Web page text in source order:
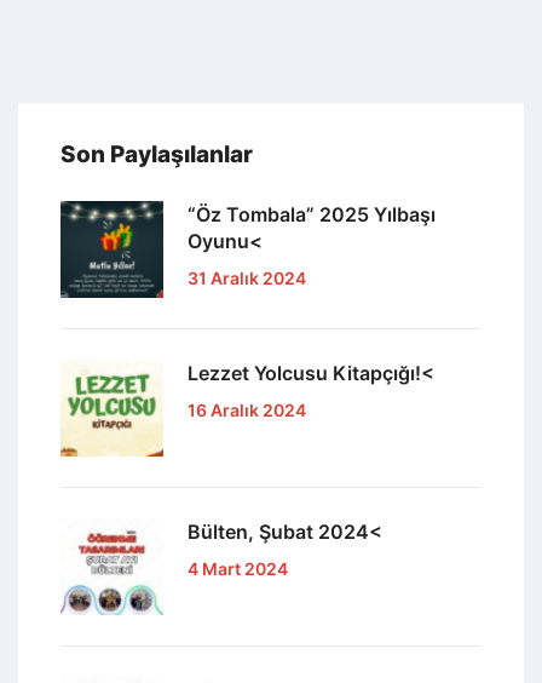
Son Paylaşılanlar
“Öz Tombala” 2025 Yılbaşı
Oyunu<
31 Aralık 2024
Lezzet Yolcusu Kitapçığı!<
16 Aralık 2024
Bülten, Şubat 2024<
4 Mart 2024